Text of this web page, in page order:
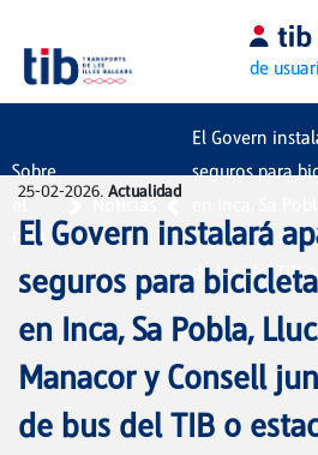
Saltar al contenido principal
de
Sobre
el
CTM
Noticias
El Govern
seguros para
Manacor y
de bus del TIB
25-02-2026. Actualidad
El Govern instalará
seguros para
en Inca, Sa Pobla,
Manacor y Consell
de bus del TIB o